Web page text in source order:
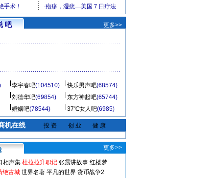
吧 更多>>
李宇春吧(104510) 快乐男声吧(68574)
刘德华吧(69854) 东方神起吧(65744)
婚姻吧(78544) 37℃女人吧(6985)
机在线 投 资 创 业 健 康
更多>>
相声集 杜拉拉升职记 张震讲故事 红楼梦
绝古城 世界名著 平凡的世界 货币战争2